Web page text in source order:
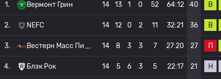
1. Вермонт Грин 14 13 1 0 52 64:12 40 В
2. NEFC 14 12 0 2 11 32:21 36 В
3. Вестерн Масс Пи 14 8 3 3 7 27:20 27 П
4. Блэк Рок 14 5 6 3 5 22:17 21 Н